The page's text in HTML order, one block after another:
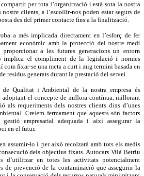
per tota l’organització i està sota la nostra
clients, a l’escollir-nos poden estar segurs de
des del primer contacte fins a la finalització.
a més implicada directament en l’esforç de fer
econòmic amb la protecció del nostre medi
a les futures generacions un entorn
implica el compliment de la legislació i normes
com fixar-se una meta a curt i mig termini basada en
residus generats durant la prestació del servei.
Qualitat i Ambiental de la nostra empresa és
adoptant el concepte de millora contínua, millorant
als requeriments dels nostres clients dins d’unes
Creiem fermament que aquests són factors
gestió empresarial adequada i així assegurar la
en el futur.
assumir-lo i per això recolzarà amb tots els medis
dels objectius fixats. Autocars Vilà Betriu
d’utilitzar en totes les activitats potencialment
de prevenció de la contaminació que assegurin la